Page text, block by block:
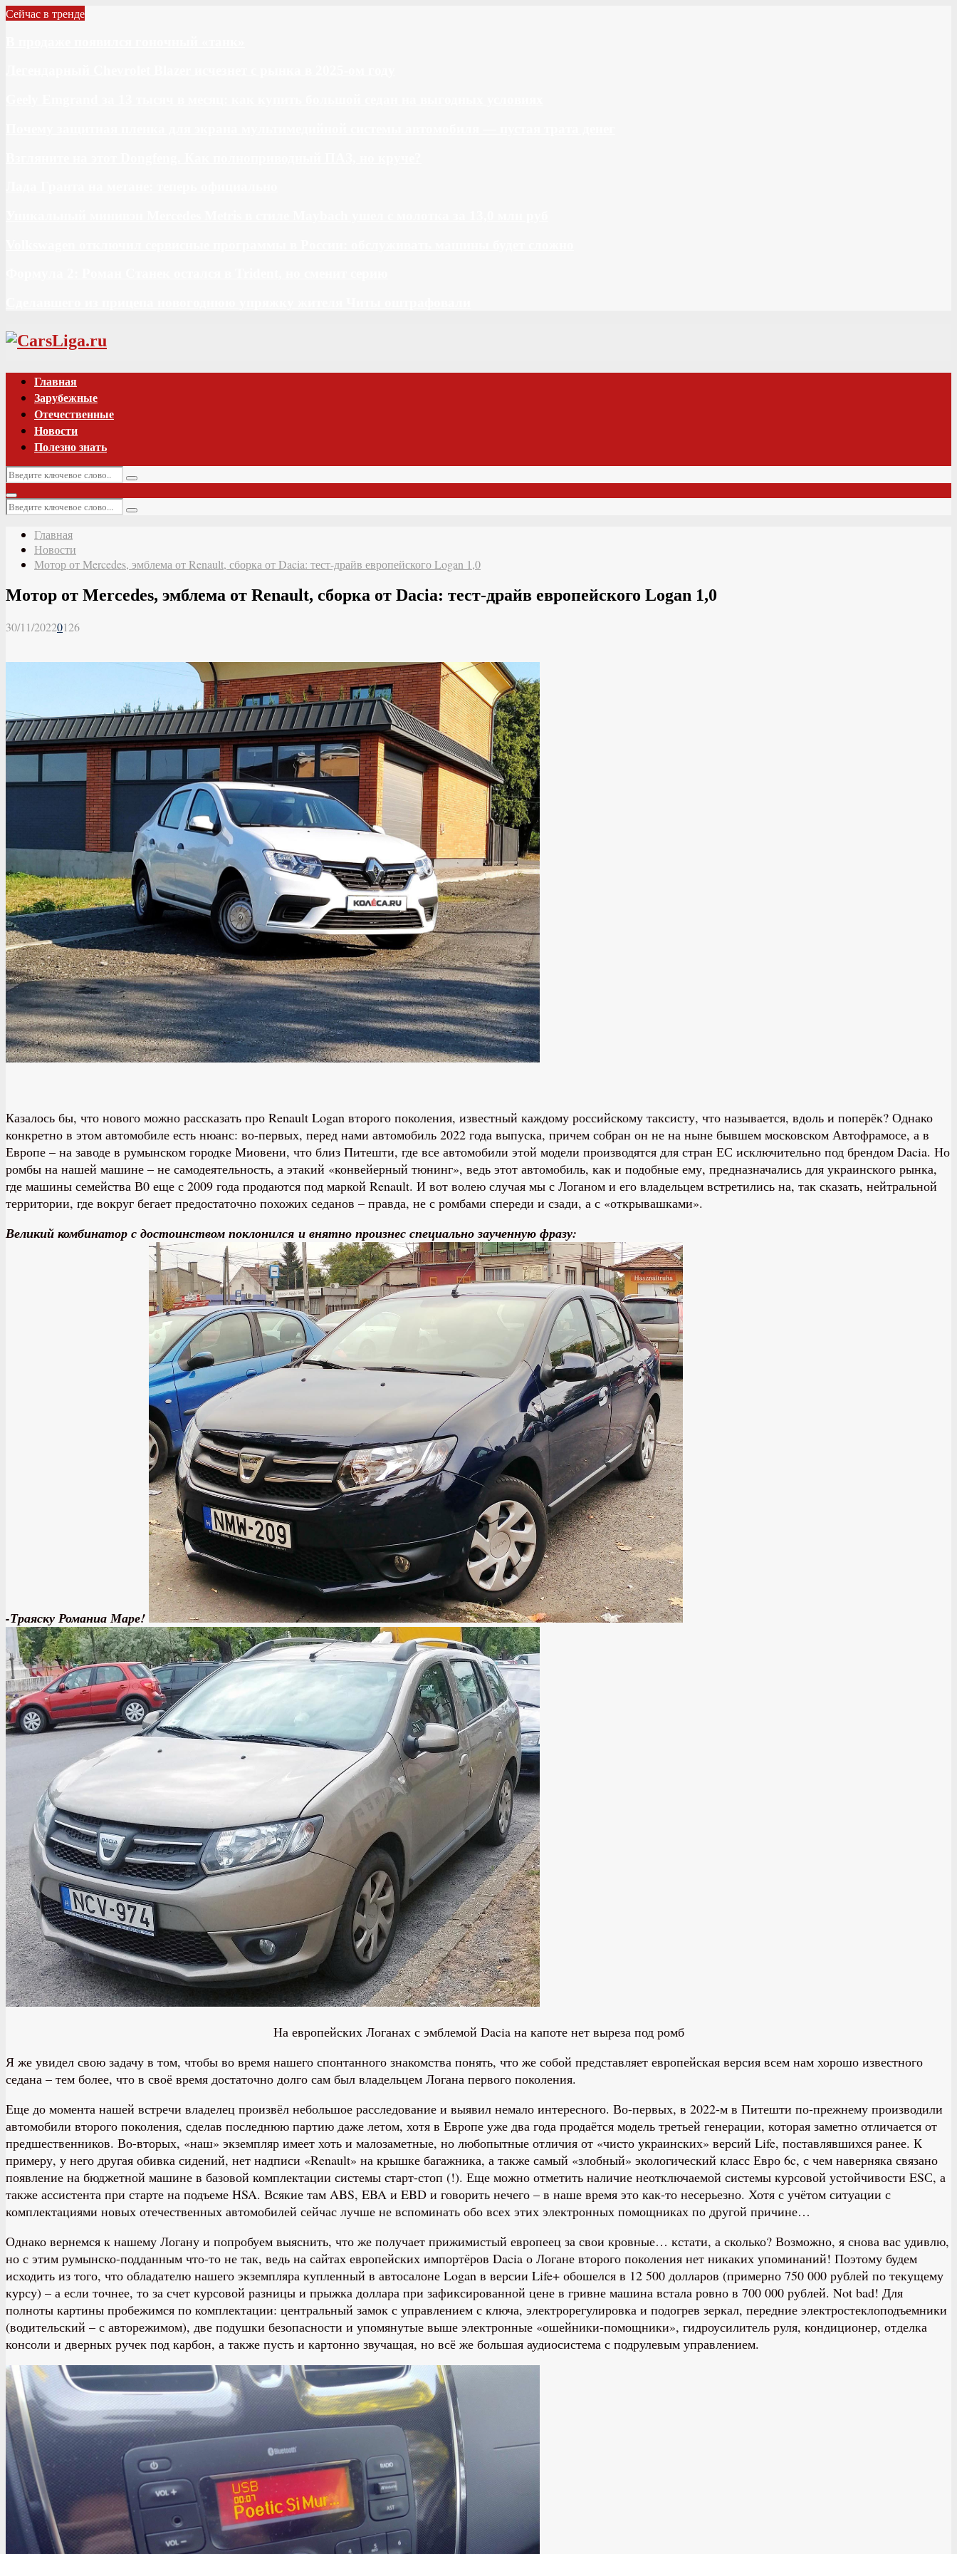
Сейчас в тренде
Vk
Главная
Зарубежные
Отечественные
Новости
Полезно знать
Искать:
Поиск
Основное
меню
Искать:
Поиск
Главная
Новости
Мотор от Mercedes, эмблема от Renault, сборка от Dacia: тест-драйв европейского Logan 1,0
Мотор от Mercedes, эмблема от Renault, сборка от Dacia: тест-драйв европейского Logan 1,0
30/11/20220126
Казалось бы, что нового можно рассказать про Renault Logan второго поколения, известный каждому российскому таксисту, что называется, вдоль и поперёк? Однако
конкретно в этом автомобиле есть нюанс: во-первых, перед нами автомобиль 2022 года выпуска, причем собран он не на ныне бывшем московском Автофрамосе, а в
Европе – на заводе в румынском городке Миовени, что близ Питешти, где все автомобили этой модели производятся для стран ЕС исключительно под брендом Dacia. Но
ромбы на нашей машине – не самодеятельность, а этакий «конвейерный тюнинг», ведь этот автомобиль, как и подобные ему, предназначались для украинского рынка,
где машины семейства В0 еще с 2009 года продаются под маркой Renault. И вот волею случая мы с Логаном и его владельцем встретились на, так сказать, нейтральной
территории, где вокруг бегает предостаточно похожих седанов – правда, не с ромбами спереди и сзади, а с «открывашками».
Великий комбинатор с достоинством поклонился и внятно произнес специально заученную фразу:
-Траяску Романиа Маре!
На европейских Логанах с эмблемой Dacia на капоте нет выреза под ромб
Я же увидел свою задачу в том, чтобы во время нашего спонтанного знакомства понять, что же собой представляет европейская версия всем нам хорошо известного
седана – тем более, что в своё время достаточно долго сам был владельцем Логана первого поколения.
Еще до момента нашей встречи владелец произвёл небольшое расследование и выявил немало интересного. Во-первых, в 2022-м в Питешти по-прежнему производили
автомобили второго поколения, сделав последнюю партию даже летом, хотя в Европе уже два года продаётся модель третьей генерации, которая заметно отличается от
предшественников. Во-вторых, «наш» экземпляр имеет хоть и малозаметные, но любопытные отличия от «чисто украинских» версий Life, поставлявшихся ранее. К
примеру, у него другая обивка сидений, нет надписи «Renault» на крышке багажника, а также самый «злобный» экологический класс Евро 6c, с чем наверняка связано
появление на бюджетной машине в базовой комплектации системы старт-стоп (!). Еще можно отметить наличие неотключаемой системы курсовой устойчивости ESС, а
также ассистента при старте на подъеме HSA. Всякие там ABS, EBA и EBD и говорить нечего – в наше время это как-то несерьезно. Хотя с учётом ситуации с
комплектациями новых отечественных автомобилей сейчас лучше не вспоминать обо всех этих электронных помощниках по другой причине…
Однако вернемся к нашему Логану и попробуем выяснить, что же получает прижимистый европеец за свои кровные… кстати, а сколько? Возможно, я снова вас удивлю,
но с этим румынско-подданным что-то не так, ведь на сайтах европейских импортёров Dacia о Логане второго поколения нет никаких упоминаний! Поэтому будем
исходить из того, что обладателю нашего экземпляра купленный в автосалоне Logan в версии Life+ обошелся в 12 500 долларов (примерно 750 000 рублей по текущему
курсу) – а если точнее, то за счет курсовой разницы и прыжка доллара при зафиксированной цене в гривне машина встала ровно в 700 000 рублей. Not bad! Для
полноты картины пробежимся по комплектации: центральный замок с управлением с ключа, электрорегулировка и подогрев зеркал, передние электростеклоподъемники
(водительский – с авторежимом), две подушки безопасности и упомянутые выше электронные «ошейники-помощники», гидроусилитель руля, кондиционер, отделка
консоли и дверных ручек под карбон, а также пусть и картонно звучащая, но всё же большая аудиосистема с подрулевым управлением.